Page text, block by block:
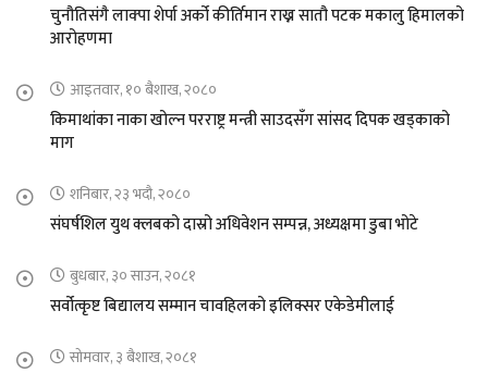
चुनौतिसंगै लाक्पा शेर्पा अर्को कीर्तिमान राख्न सातौ पटक मकालु हिमालको
आरोहणमा
आइतवार, १० बैशाख, २०८०
किमाथांका नाका खोल्न परराष्ट्र मन्त्री साउदसँग सांसद दिपक खड्काको
माग
शनिबार, २३ भदौ, २०८०
संघर्षशिल युथ क्लबको दास्रो अधिवेशन सम्पन्न, अध्यक्षमा डुबा भोटे
बुधबार, ३० साउन, २०८१
सर्वोत्कृष्ट बिद्यालय सम्मान चावहिलको इलिक्सर एकेडेमीलाई
सोमवार, ३ बैशाख, २०८१